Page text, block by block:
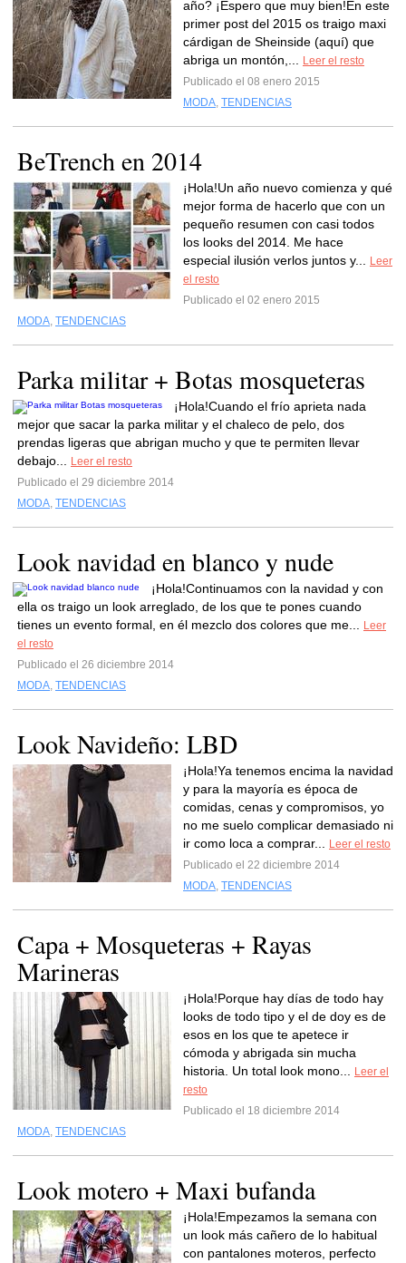
año? ¡Espero que muy bien!En este
primer post del 2015 os traigo maxi
cárdigan de Sheinside (aquí) que
abriga un montón,...
Leer el resto
Publicado el 08 enero 2015
MODA, TENDENCIAS
BeTrench en 2014
¡Hola!Un año nuevo comienza y qué
mejor forma de hacerlo que con un
pequeño resumen con casi todos
los looks del 2014. Me hace
especial ilusión verlos juntos y...
Leer
el resto
Publicado el 02 enero 2015
MODA, TENDENCIAS
Parka militar + Botas mosqueteras
¡Hola!Cuando el frío aprieta nada
mejor que sacar la parka militar y el chaleco de pelo, dos
prendas ligeras que abrigan mucho y que te permiten llevar
debajo...
Leer el resto
Publicado el 29 diciembre 2014
MODA, TENDENCIAS
Look navidad en blanco y nude
¡Hola!Continuamos con la navidad y con
ella os traigo un look arreglado, de los que te pones cuando
tienes un evento formal, en él mezclo dos colores que me...
Leer
el resto
Publicado el 26 diciembre 2014
MODA, TENDENCIAS
Look Navideño: LBD
¡Hola!Ya tenemos encima la navidad
y para la mayoría es época de
comidas, cenas y compromisos, yo
no me suelo complicar demasiado ni
ir como loca a comprar...
Leer el resto
Publicado el 22 diciembre 2014
MODA, TENDENCIAS
Capa + Mosqueteras + Rayas
Marineras
¡Hola!Porque hay días de todo hay
looks de todo tipo y el de doy es de
esos en los que te apetece ir
cómoda y abrigada sin mucha
historia. Un total look mono...
Leer el
resto
Publicado el 18 diciembre 2014
MODA, TENDENCIAS
Look motero + Maxi bufanda
¡Hola!Empezamos la semana con
un look más cañero de lo habitual
con pantalones moteros, perfecto